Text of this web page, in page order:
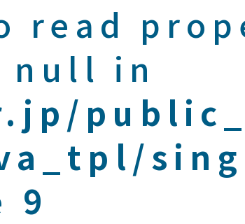
read
null in
9